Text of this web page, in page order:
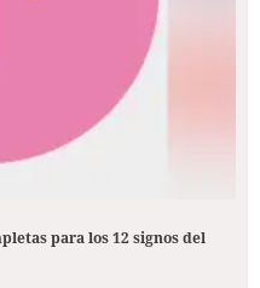
para los 12 signos del